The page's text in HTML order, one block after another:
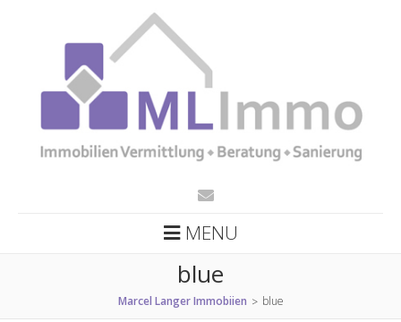
MENU
blue
Marcel Langer Immobiien > blue